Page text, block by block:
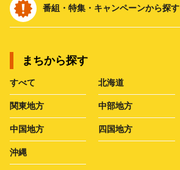
番組・特集・キャンペーンから探す
まちから探す
すべて 北海道
関東地方 中部地方
中国地方 四国地方
沖縄